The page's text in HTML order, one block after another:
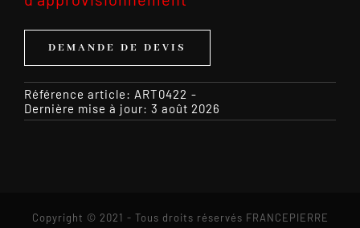
DEMANDE DE DEVIS
Référence article: ART0422 -
Dernière mise à jour: 3 août 2026
Copyright © 2021 - Tous droits réservés FRANCEPIERRE